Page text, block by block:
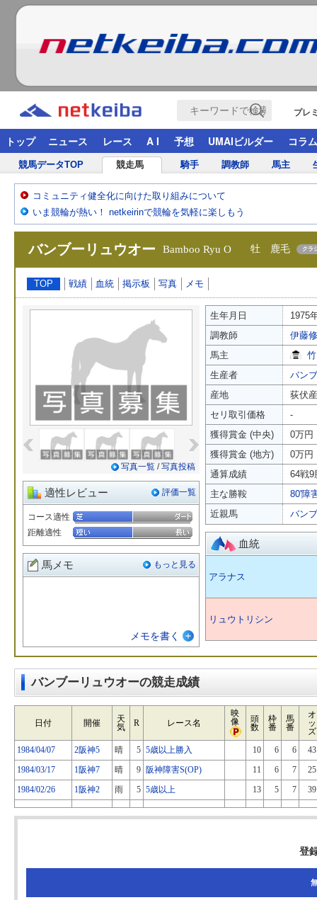
プレ
トップ ニュース レース A I 予想 UMAIビルダー コラム
競馬データTOP 競走馬 騎手 調教師 馬主
コミュニティ健全化に向けた取り組みについて
いま競輪が熱い！ netkeirinで競輪を気軽に楽しもう
バンブーリュウオー Bamboo Ryu O 牡 鹿毛 クラ
TOP 戦績 血統 掲示板 写真 メモ
写真一覧 /写真投稿
適性レビュー 評価一覧
コース適性
距離適性
馬メモ もっと見る
メモを書く
生年月日
1975
調教師
伊藤
馬主
生産者
バン
産地
荻伏産
セリ取引価格
-
獲得賞金 (中央)
0万円
獲得賞金 (地方)
0万円
通算成績
64戦9
主な勝鞍
80'障
近親馬
バン
血統
アラナス
リュウトリシン
バンブーリュウオーの競走成績
日付 開催
天
気
R レース名
映
像
頭
数
枠
番
馬
番
オ
ッ
ズ
1984/04/07
2阪神5 晴 5 5歳以上勝入 10 6 6
1984/03/17
1阪神7 晴 9 阪神障害S(OP) 11 6 7
1984/02/26
1阪神2 雨 5 5歳以上 13 5 7
登